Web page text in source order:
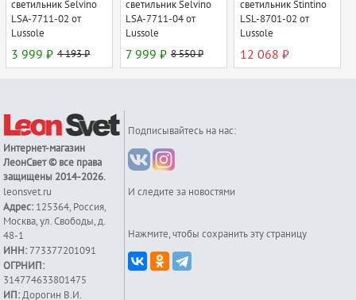
светильник Selvino
LSA-7711-02 от
Lussole
3 999 ₽ 4 193 ₽
светильник Selvino
LSA-7711-04 от
Lussole
7 999 ₽ 8 550 ₽
светильник Stintino
LSL-8701-02 от
Lussole
12 068 ₽
Интернет-магазин
ЛеонСвет© все права
защищены 2014-2026.
leonsvet.ru
Адрес: 125364, Россия,
Москва,ул. Свободы, д.
48-1
ИНН:773377201091
ОГРНИП:
314774633801475
ИП:Дорогин В.И.
Подписывайтесь на нас:
И следите за новостями
Нажмите, чтобы сохранить эту страницу